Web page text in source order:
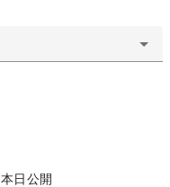
本日公開